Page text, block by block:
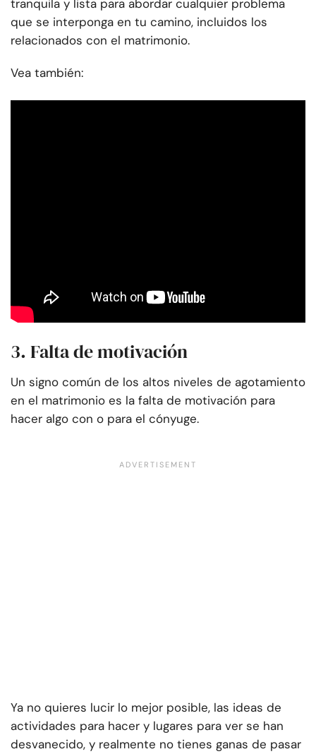
tranquila y lista para abordar cualquier problema
que se interponga en tu camino, incluidos los
relacionados con el matrimonio.
Vea también:
3. Falta de motivación
Un signo común de los altos niveles de agotamiento
en el matrimonio es la falta de motivación para
hacer algo con o para el cónyuge.
Ya no quieres lucir lo mejor posible, las ideas de
actividades para hacer y lugares para ver se han
desvanecido, y realmente no tienes ganas de pasar